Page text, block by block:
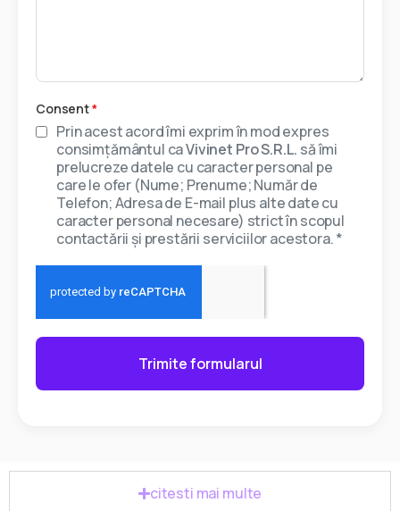
Consent*
Prin acest acord îmi exprim în mod expres
consimțământul caVivinet Pro S.R.L. să îmi
prelucreze datele cu caracter personal pe
care le ofer (Nume; Prenume; Număr de
Telefon; Adresa de E-mail plus alte date cu
caracter personal necesare) strict în scopul
contactării și prestării serviciilor acestora. *
Trimite formularul
citesti mai multe